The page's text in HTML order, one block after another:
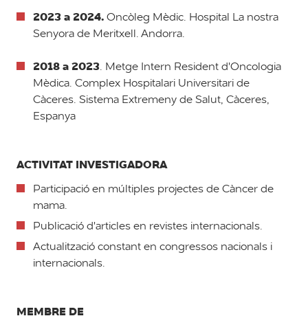
2023 a 2024.Oncòleg Mèdic. Hospital La nostra
Senyora de Meritxell. Andorra.
2018 a 2023. Metge Intern Resident d'Oncologia
Mèdica. Complex Hospitalari Universitari de
Càceres. Sistema Extremeny de Salut, Càceres,
Espanya
ACTIVITAT INVESTIGADORA
Participació en múltiples projectes de Càncer de
mama.
Publicació d'articles en revistes internacionals.
Actualització constant en congressos nacionals i
internacionals.
MEMBRE DE